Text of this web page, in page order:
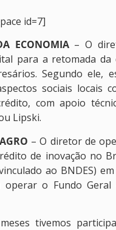
id=7]
ECONOMIA– O
para a retomada
Segundo ele,
sociais locais
com apoio
Lipski.
– O diretor de
de inovação no
ao BNDES)
operar o Fundo
tivemos